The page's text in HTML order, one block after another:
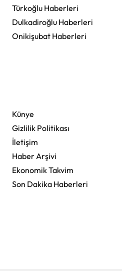
Türkoğlu Haberleri
Dulkadiroğlu Haberleri
Onikişubat Haberleri
Künye
Gizlilik Politikası
İletişim
Haber Arşivi
Ekonomik Takvim
Son Dakika Haberleri